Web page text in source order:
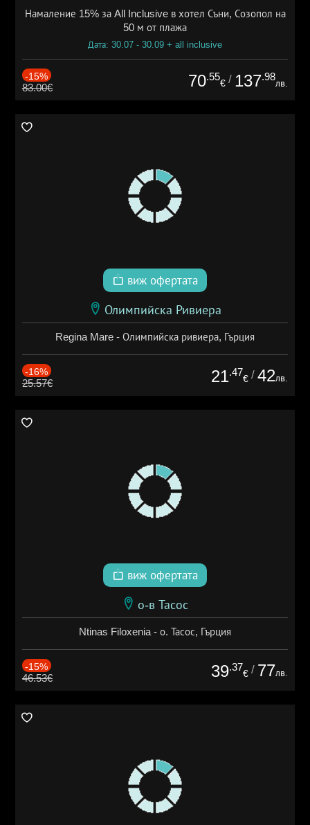
Намаление 15% за All Inclusive в хотел Съни, Созопол на
50 м от плажа
Дата: 30.07 - 30.09 + all inclusive
-15%
83.00€ 70.55
€ / 137.98
лв.
виж офертата
Олимпийска Ривиера
Regina Mare - Олимпийска ривиера, Гърция
-16%
25.57€ 21.47
€ / 42лв.
виж офертата
о-в Тасос
Ntinas Filoxenia - о. Тасос, Гърция
-15%
46.53€ 39.37
€ / 77лв.